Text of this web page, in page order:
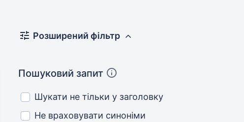
Розширений фільтр
Пошуковий запит
Шукати не тільки у заголовку
Не враховувати синоніми